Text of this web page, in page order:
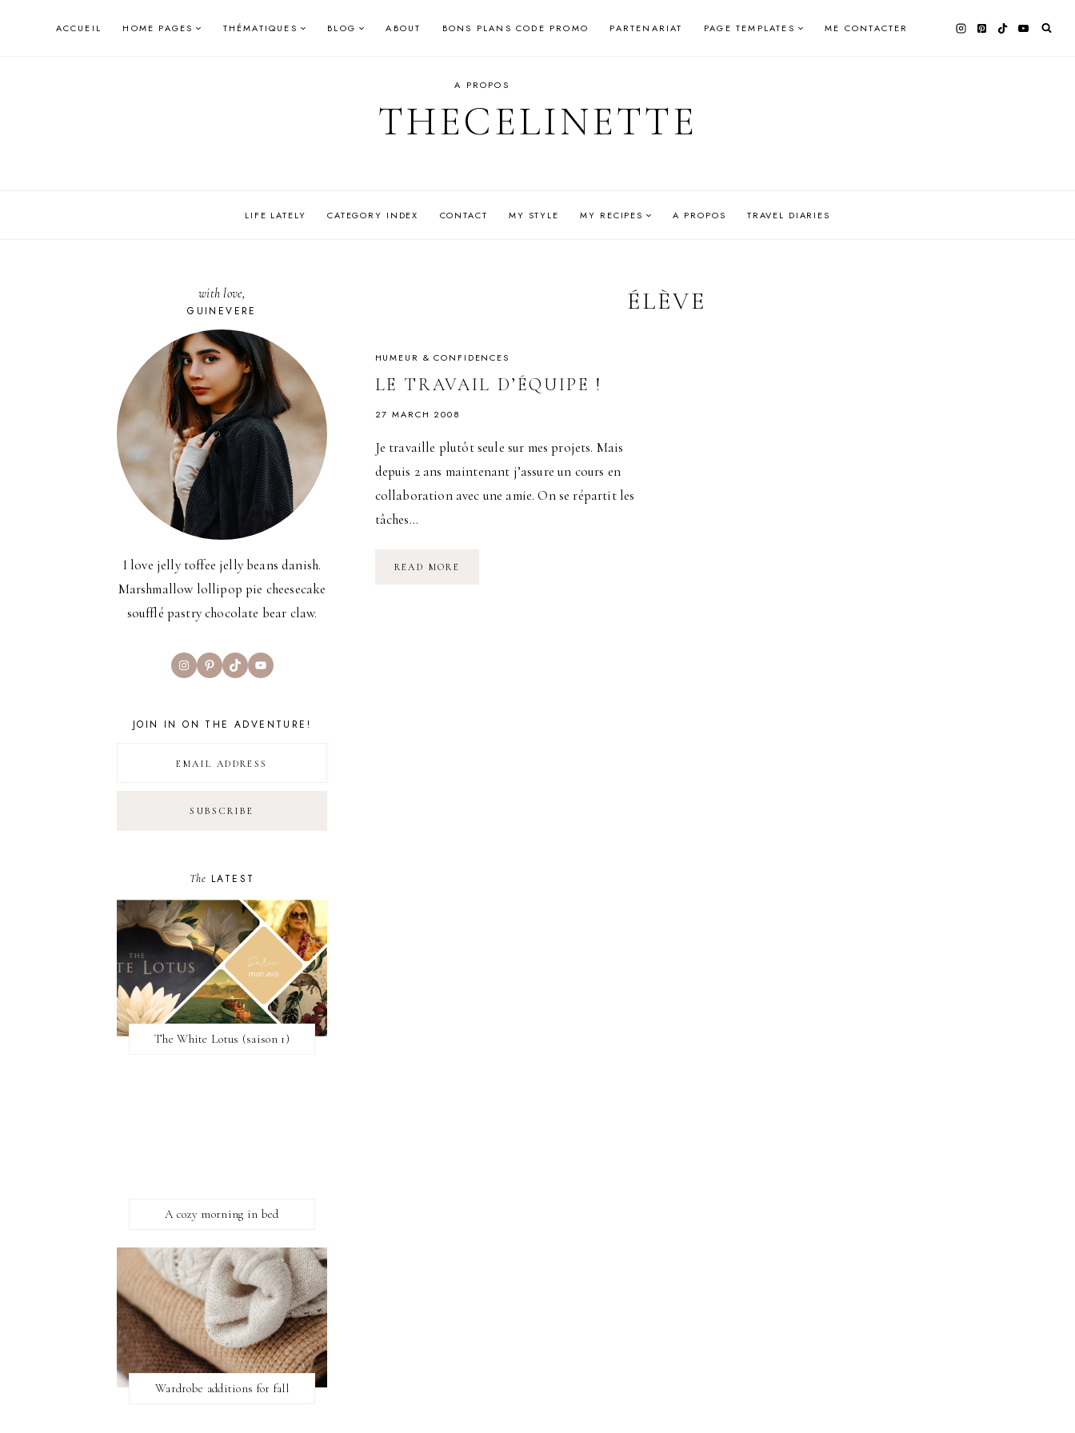
ACCUEIL HOME PAGES THÉMATIQUES BLOG ABOUT BONS PLANS CODE PROMO PARTENARIAT PAGE TEMPLATES ME CONTACTER
A PROPOS
THECELINETTE
LIFE LATELY CATEGORY INDEX CONTACT MY STYLE MY RECIPES A PROPOS TRAVEL DIARIES
ÉLÈVE
HUMEUR & CONFIDENCES
LE TRAVAIL D’ÉQUIPE !
27 MARCH 2008
Je travaille plutôt seule sur mes projets. Mais
depuis 2 ans maintenant j’assure un cours en
collaboration avec une amie. On se répartit les
tâches…
READ MORE
with love,
GUINEVERE
I love jelly toffee jelly beans danish.
Marshmallow lollipop pie cheesecake
soufflé pastry chocolate bear claw.
InstagramPinterest
TikTokYouTube
JOIN IN ON THE ADVENTURE!
The LATEST
The White Lotus (saison 1)
A cozy morning in bed
Wardrobe additions for fall